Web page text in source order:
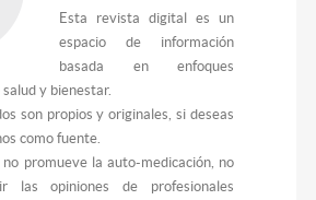
Esta revista digital es un
espacio de información
basada en enfoques
y bienestar.
son propios y originales, si deseas
como fuente.
promueve la auto-medicación, no
las opiniones de profesionales